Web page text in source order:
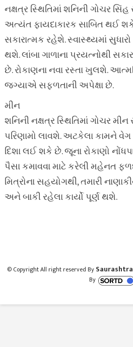
નક્ષત્ર સ્થિતિમાં શનિની ગોચર સિંહ
અત્યંત ફાયદાકારક સાબિત થઈ
સકારાત્મક રહેશે. સ્વાસ્થ્યમાં
થશે. લાંબા ગાળાના પ્રયત્નોથી
છે. રોકાણના નવા રસ્તા ખુલશે.
જગ્યાએ સફળતાની અપેક્ષા છે.
મીન
શનિની નક્ષત્ર સ્થિતિમાં ગોચર
પરિણામો લાવશે. અટકેલા કામને
દિશા લઈ શકે છે. જૂના રોકાણો
પૈસા કમાવવા માટે કરેલી મહેનત
મિત્રોના સહયોગથી, તમારી
અને બાકી રહેલા કાર્યો પૂર્ણ થશે.
© Copyright All right reserved By
By